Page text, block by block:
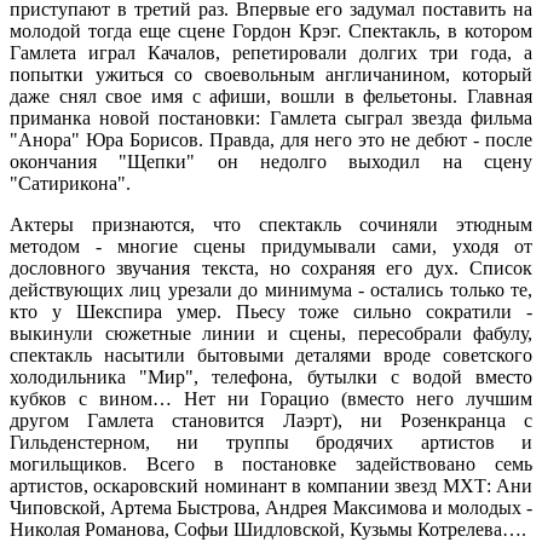
приступают в третий раз. Впервые его задумал поставить на
молодой тогда еще сцене Гордон Крэг. Спектакль, в котором
Гамлета играл Качалов, репетировали долгих три года, а
попытки ужиться со своевольным англичанином, который
даже снял свое имя с афиши, вошли в фельетоны. Главная
приманка новой постановки: Гамлета сыграл звезда фильма
"Анора" Юра Борисов. Правда, для него это не дебют - после
окончания "Щепки" он недолго выходил на сцену
"Сатирикона".
Актеры признаются, что спектакль сочиняли этюдным
методом - многие сцены придумывали сами, уходя от
дословного звучания текста, но сохраняя его дух. Список
действующих лиц урезали до минимума - остались только те,
кто у Шекспира умер. Пьесу тоже сильно сократили -
выкинули сюжетные линии и сцены, пересобрали фабулу,
спектакль насытили бытовыми деталями вроде советского
холодильника "Мир", телефона, бутылки с водой вместо
кубков с вином… Нет ни Горацио (вместо него лучшим
другом Гамлета становится Лаэрт), ни Розенкранца с
Гильденстерном, ни труппы бродячих артистов и
могильщиков. Всего в постановке задействовано семь
артистов, оскаровский номинант в компании звезд МХТ: Ани
Чиповской, Артема Быстрова, Андрея Максимова и молодых -
Николая Романова, Софьи Шидловской, Кузьмы Котрелева….